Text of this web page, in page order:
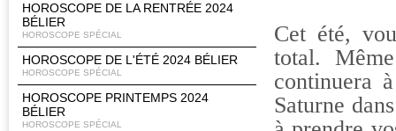
HOROSCOPE DE LA RENTRÉE 2024
BÉLIER
HOROSCOPE SPÉCIAL
HOROSCOPE DE L'ÉTÉ 2024 BÉLIER
HOROSCOPE SPÉCIAL
HOROSCOPE PRINTEMPS 2024
BÉLIER
HOROSCOPE SPÉCIAL
Cet été,
total.
continuera
Saturne